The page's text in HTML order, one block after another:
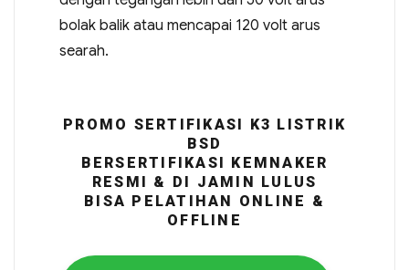
bolak balik atau mencapai 120 volt arus
searah.
PROMO SERTIFIKASI K3 LISTRIK
BSD
BERSERTIFIKASI KEMNAKER
RESMI & DI JAMIN LULUS
BISA PELATIHAN ONLINE &
OFFLINE